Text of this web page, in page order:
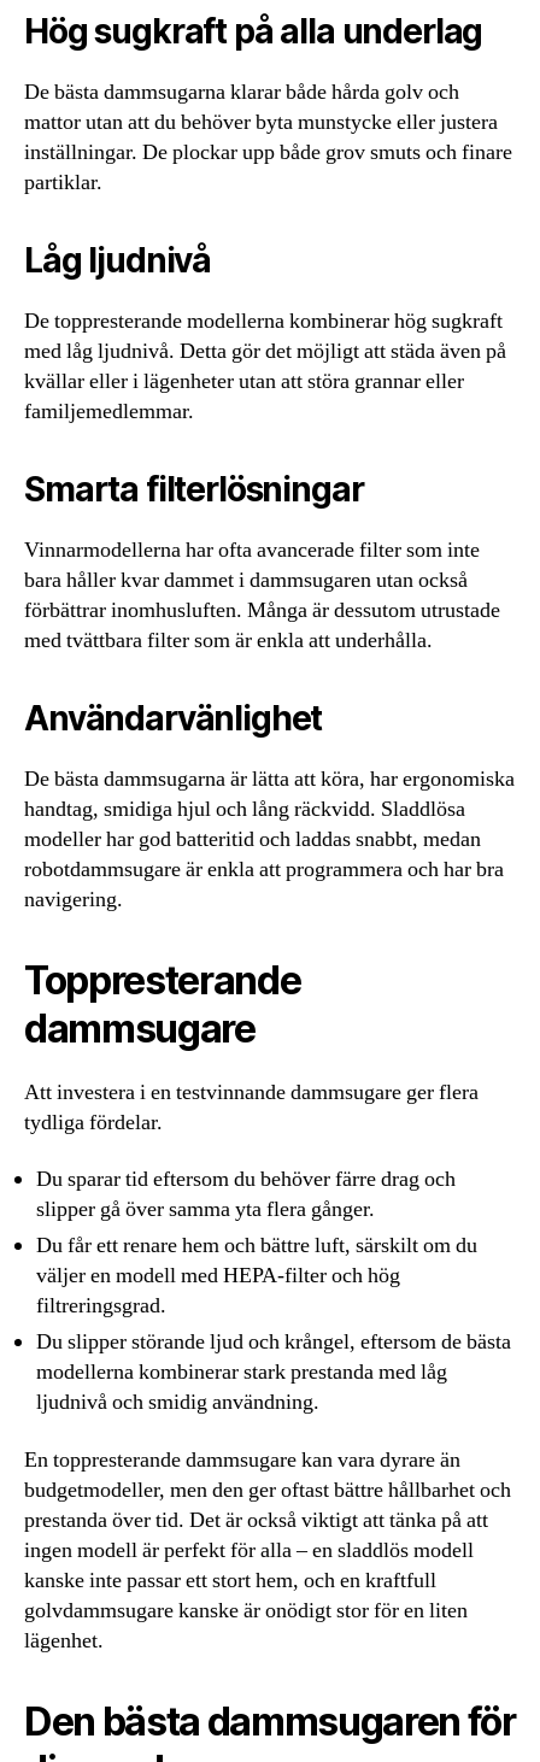
Hög sugkraft på alla underlag
De bästa dammsugarna klarar både hårda golv och
mattor utan att du behöver byta munstycke eller justera
inställningar. De plockar upp både grov smuts och finare
partiklar.
Låg ljudnivå
De toppresterande modellerna kombinerar hög sugkraft
med låg ljudnivå. Detta gör det möjligt att städa även på
kvällar eller i lägenheter utan att störa grannar eller
familjemedlemmar.
Smarta filterlösningar
Vinnarmodellerna har ofta avancerade filter som inte
bara håller kvar dammet i dammsugaren utan också
förbättrar inomhusluften. Många är dessutom utrustade
med tvättbara filter som är enkla att underhålla.
Användarvänlighet
De bästa dammsugarna är lätta att köra, har ergonomiska
handtag, smidiga hjul och lång räckvidd. Sladdlösa
modeller har god batteritid och laddas snabbt, medan
robotdammsugare är enkla att programmera och har bra
navigering.
Toppresterande
dammsugare
Att investera i en testvinnande dammsugare ger flera
tydliga fördelar.
Du sparar tid eftersom du behöver färre drag och
slipper gå över samma yta flera gånger.
Du får ett renare hem och bättre luft, särskilt om du
väljer en modell med HEPA-filter och hög
filtreringsgrad.
Du slipper störande ljud och krångel, eftersom de bästa
modellerna kombinerar stark prestanda med låg
ljudnivå och smidig användning.
En toppresterande dammsugare kan vara dyrare än
budgetmodeller, men den ger oftast bättre hållbarhet och
prestanda över tid. Det är också viktigt att tänka på att
ingen modell är perfekt för alla – en sladdlös modell
kanske inte passar ett stort hem, och en kraftfull
golvdammsugare kanske är onödigt stor för en liten
lägenhet.
Den bästa dammsugaren för